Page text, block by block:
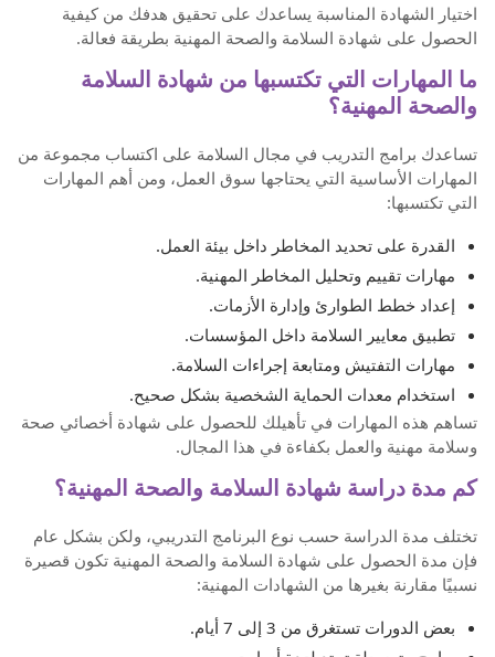
اختيار الشهادة المناسبة يساعدك على تحقيق هدفك من كيفية
الحصول على شهادة السلامة والصحة المهنية بطريقة فعالة.
ما المهارات التي تكتسبها من شهادة السلامة
والصحة المهنية؟
تساعدك برامج التدريب في مجال السلامة على اكتساب مجموعة من
المهارات الأساسية التي يحتاجها سوق العمل، ومن أهم المهارات
التي تكتسبها:
القدرة على تحديد المخاطر داخل بيئة العمل.
مهارات تقييم وتحليل المخاطر المهنية.
إعداد خطط الطوارئ وإدارة الأزمات.
تطبيق معايير السلامة داخل المؤسسات.
مهارات التفتيش ومتابعة إجراءات السلامة.
استخدام معدات الحماية الشخصية بشكل صحيح.
تساهم هذه المهارات في تأهيلك للحصول على شهادة أخصائي صحة
وسلامة مهنية والعمل بكفاءة في هذا المجال.
كم مدة دراسة شهادة السلامة والصحة المهنية؟
تختلف مدة الدراسة حسب نوع البرنامج التدريبي، ولكن بشكل عام
فإن مدة الحصول على شهادة السلامة والصحة المهنية تكون قصيرة
نسبيًا مقارنة بغيرها من الشهادات المهنية:
بعض الدورات تستغرق من 3 إلى 7 أيام.